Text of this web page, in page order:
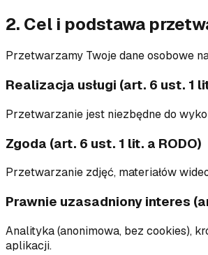
2. Cel i podstawa
Przetwarzamy Twoje dane osobowe
Realizacja usługi (art. 6 ust. 1
Przetwarzanie jest niezbędne do
Zgoda (art. 6 ust. 1 lit. a RODO)
Przetwarzanie zdjęć, materiałów
Prawnie uzasadniony interes
Analityka (anonimowa, bez cookies),
aplikacji.